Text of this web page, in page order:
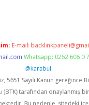
E-mail:
Whatsapp: 0262 606 0
@karabul
5651 Sayılı Kanun gereğince
tarafından onaylanmış bir
Bu nedenle, sitedeki